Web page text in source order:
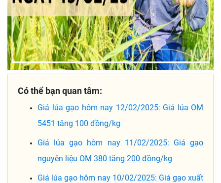
Có thể bạn quan tâm:
Giá lúa gạo hôm nay 12/02/2025: Giá lúa OM
5451 tăng 100 đồng/kg
Giá lúa gạo hôm nay 11/02/2025: Giá gạo
nguyên liệu OM 380 tăng 200 đồng/kg
Giá lúa gạo hôm nay 10/02/2025: Giá gạo xuất